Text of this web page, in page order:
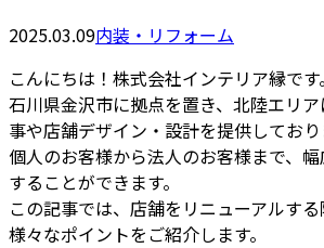
2025.03.09内装・リフォーム
こんにちは！株式会社インテリア縁です。
石川県金沢市に拠点を置き、北陸エリ
事や店舗デザイン・設計を提供しており
個人のお客様から法人のお客様まで、
することができます。
この記事では、店舗をリニューアルす
様々なポイントをご紹介します。